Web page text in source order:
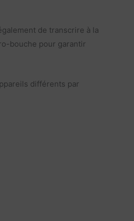
de transcrire à la
bouche pour garantir
différents par